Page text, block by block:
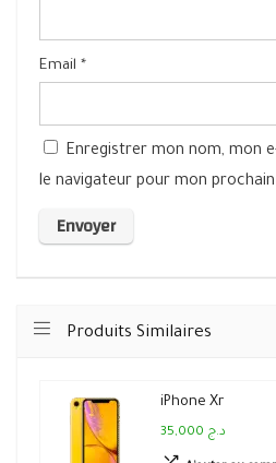
Email *
Enregistrer mon nom, mon
le navigateur pour mon
Produits Similaires
iPhone Xr
35,000 د.ج